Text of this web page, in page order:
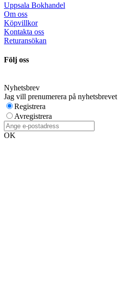
Uppsala Bokhandel
Om oss
Köpvillkor
Kontakta oss
Returansökan
Följ oss
Nyhetsbrev
Jag vill prenumerera på nyhetsbrevet
Registrera
Avregistrera
OK